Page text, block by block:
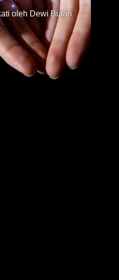
oleh Dewi Bulan